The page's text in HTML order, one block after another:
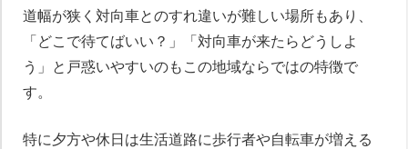
道幅が狭く対向車とのすれ違いが難しい場所もあり、
「どこで待てばいい？」「対向車が来たらどうしよ
う」と戸惑いやすいのもこの地域ならではの特徴で
す。
特に夕方や休日は生活道路に歩行者や自転車が増える